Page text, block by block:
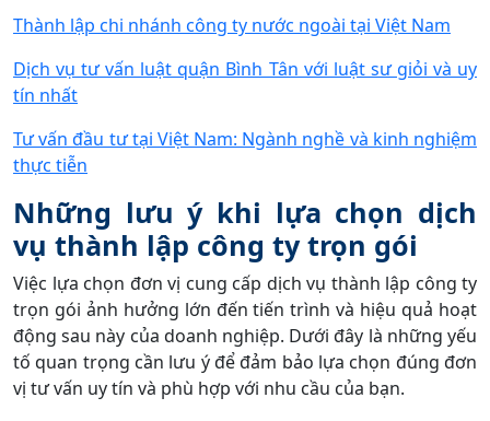
Thành lập chi nhánh công ty nước ngoài tại Việt Nam
Dịch vụ tư vấn luật quận Bình Tân với luật sư giỏi và uy
tín nhất
Tư vấn đầu tư tại Việt Nam: Ngành nghề và kinh nghiệm
thực tiễn
Những lưu ý khi lựa chọn dịch
vụ thành lập công ty trọn gói
Việc lựa chọn đơn vị cung cấp dịch vụ thành lập công ty
trọn gói ảnh hưởng lớn đến tiến trình và hiệu quả hoạt
động sau này của doanh nghiệp. Dưới đây là những yếu
tố quan trọng cần lưu ý để đảm bảo lựa chọn đúng đơn
vị tư vấn uy tín và phù hợp với nhu cầu của bạn.